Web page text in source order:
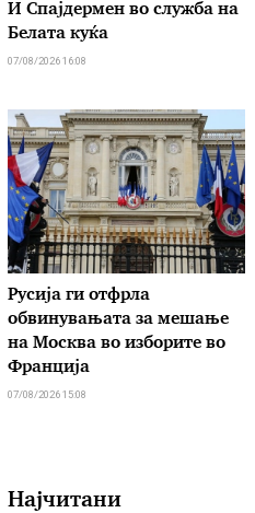
И Спајдермен во служба на
Белата куќа
07/08/2026 16:08
Русија ги отфрла
обвинувањата за мешање
на Москва во изборите во
Франција
07/08/2026 15:08
Најчитани